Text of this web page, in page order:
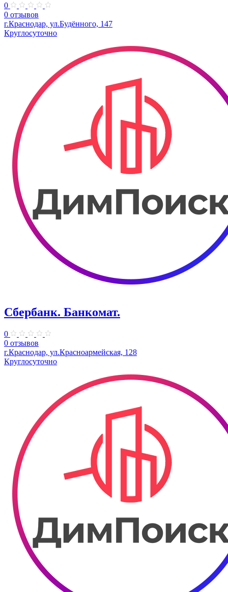
0
0 отзывов
г.Краснодар, ул.Будённого, 147
Круглосуточно
Сбербанк. Банкомат.
0
0 отзывов
г.Краснодар, ул.​Красноармейская, 128
Круглосуточно